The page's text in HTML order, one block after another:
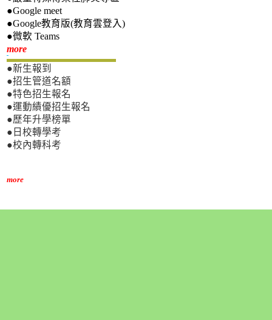
●Google meet
●Google教育版(教育雲登入)
●微軟 Teams
more新生專區
●新生報到
●招生管道名額
●特色招生報名
●運動績優招生報名
●歷年升學榜單
●日校轉學考
●校內轉科考
more